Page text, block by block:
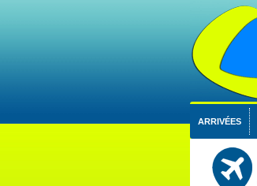
ARRIVÉES